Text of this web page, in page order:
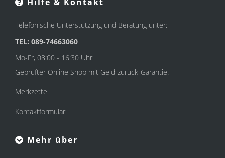
Hilfe & Kontakt
Telefonische Unterstützung und Beratung unter:
TEL: 089-74663060
Mo-Fr, 08:00 - 16:30 Uhr
Geprüfter Online Shop mit Geld-zurück-Garantie.
Merkzettel
Kontaktformular
Mehr über